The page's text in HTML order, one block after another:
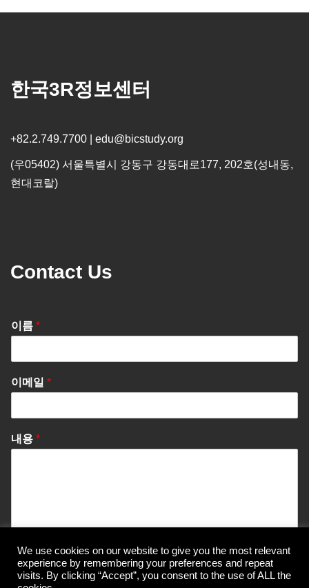
한국3R정보센터
+82.2.749.7700 | edu@bicstudy.org
(우05402) 서울특별시 강동구 강동대로177, 202호(성내동,
현대코랄)
Contact Us
이름 *
이메일 *
내용 *
Send Message
We use cookies on our website to give you the most relevant
experience by remembering your preferences and repeat
visits. By clicking “Accept”, you consent to the use of ALL the